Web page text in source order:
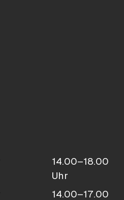
14.00–18.00
Uhr
14.00–17.00